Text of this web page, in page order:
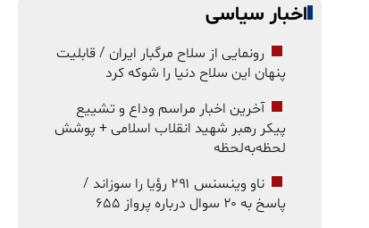
اخبار سیاسی
رونمایی از سلاح مرگبار ایران / قابلیت
پنهان این سلاح دنیا را شوکه کرد
آخرین اخبار مراسم وداع و تشییع
پیکر رهبر شهید انقلاب اسلامی + پوشش
لحظه‌به‌لحظه
ناو وینسنس ۲۹۱ رؤیا را سوزاند /
پاسخ به ۲۰ سوال درباره پرواز ۶۵۵